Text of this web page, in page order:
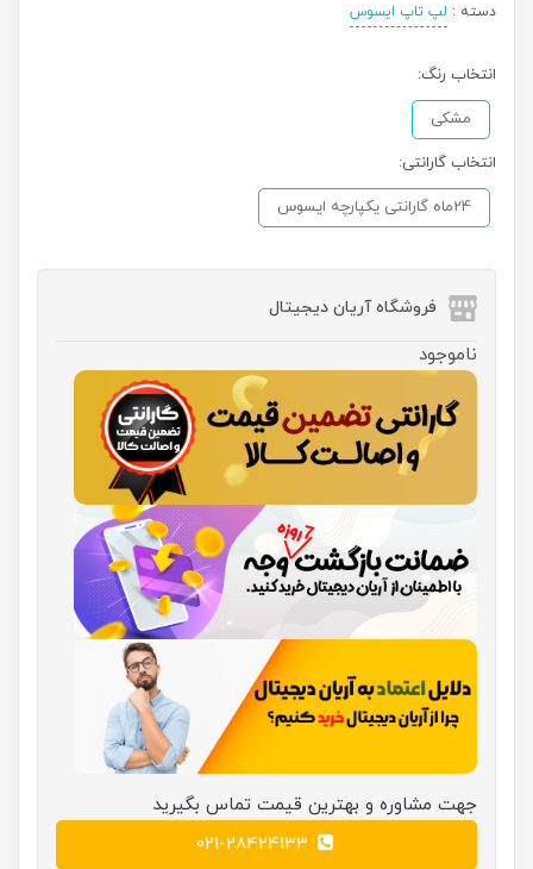
دسته : لپ تاپ ایسوس
انتخاب رنگ:
مشکی
انتخاب گارانتی:
24ماه گارانتی یکپارچه ایسوس
فروشگاه آریان دیجیتال
ناموجود
جهت مشاوره و بهترین قیمت تماس بگیرید